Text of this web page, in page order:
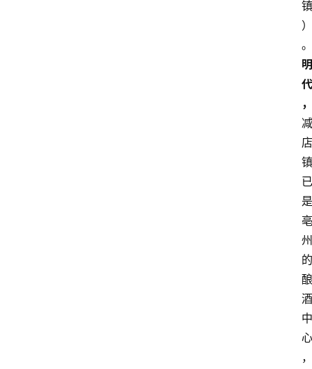
镇
）
。
明
代
，
减
店
镇
已
是
亳
州
的
酿
酒
中
心
，